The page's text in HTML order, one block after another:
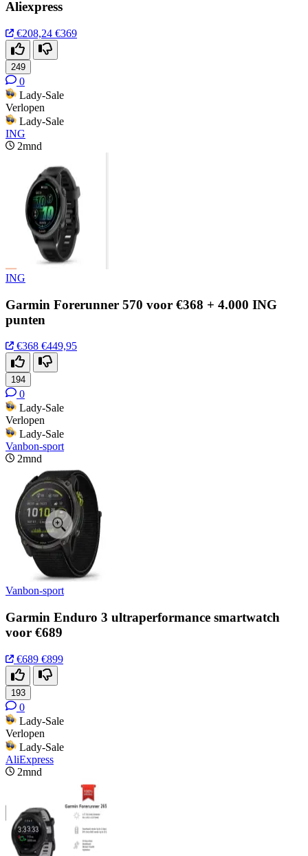
Aliexpress
€208,24 €369
249
0
Lady-Sale
Verlopen
Lady-Sale
ING
2mnd
ING
Garmin Forerunner 570 voor €368 + 4.000 ING
punten
€368 €449,95
194
0
Lady-Sale
Verlopen
Lady-Sale
Vanbon-sport
2mnd
Vanbon-sport
Garmin Enduro 3 ultraperformance smartwatch
voor €689
€689 €899
193
0
Lady-Sale
Verlopen
Lady-Sale
AliExpress
2mnd